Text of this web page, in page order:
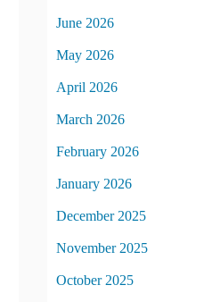
June 2026
May 2026
April 2026
March 2026
February 2026
January 2026
December 2025
November 2025
October 2025